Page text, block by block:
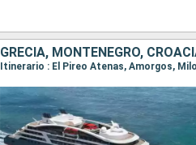
GRECIA, MONTENEGRO,